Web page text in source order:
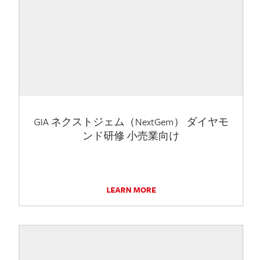
GIA ネクストジェム（NextGem） ダイヤモ
ンド研修 小売業向け
LEARN MORE